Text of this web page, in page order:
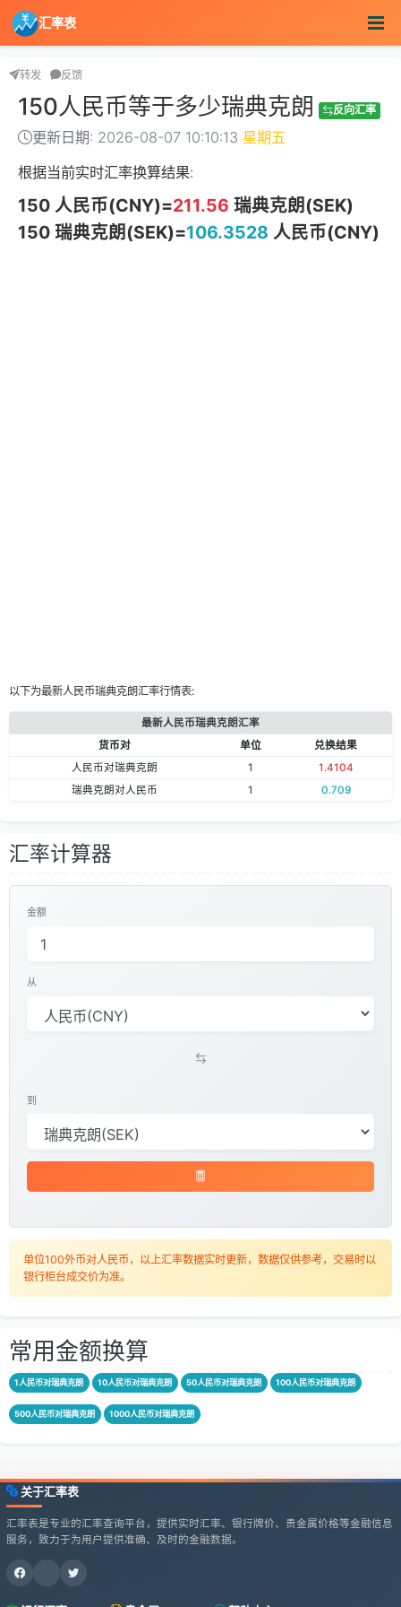
汇率表
转发 反馈
150人民币等于多少瑞典克朗 反向汇率
更新日期: 2026-08-07 10:10:13 星期五
根据当前实时汇率换算结果:
150 人民币(CNY)=211.56 瑞典克朗(SEK)
150 瑞典克朗(SEK)=106.3528 人民币(CNY)
以下为最新人民币瑞典克朗汇率行情表:
最新人民币瑞典克朗汇率
货币对
单位
兑换结果
人民币对瑞典克朗
1
1.4104
瑞典克朗对人民币
1 0.709
汇率计算器
金额
从
到
单位100外币对人民币，以上汇率数据实时更新，数据仅供参考，交易时以
银行柜台成交价为准。
常用金额换算
1人民币对瑞典克朗 10人民币对瑞典克朗 50人民币对瑞典克朗 100人民币对瑞典克朗
500人民币对瑞典克朗 1000人民币对瑞典克朗
关于汇率表
汇率表是专业的汇率查询平台，提供实时汇率、银行牌价、贵金属价格等金融信息
服务，致力于为用户提供准确、及时的金融数据。